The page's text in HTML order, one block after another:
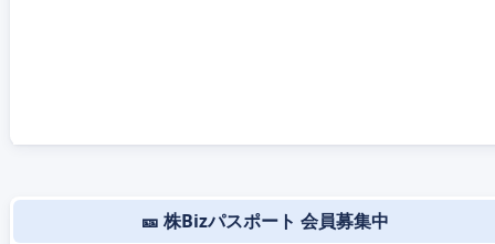
🎫 株Bizパスポート 会員募集中